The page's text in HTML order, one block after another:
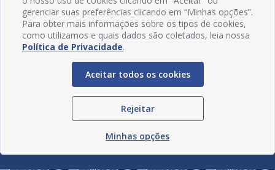
Redes Sociais
gerenciar suas preferências clicando em “Minhas opções”.
Para obter mais informações sobre os tipos de cookies,
como utilizamos e quais dados são coletados, leia nossa
Política de Privacidade.
Aceitar todos os cookies
Rejeitar
Minhas opções